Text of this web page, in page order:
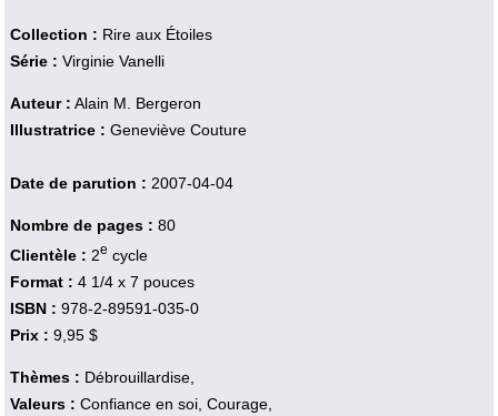
Collection : Rire aux Étoiles
Série : Virginie Vanelli
Auteur : Alain M. Bergeron
Illustratrice : Geneviève Couture
Date de parution : 2007-04-04
Nombre de pages : 80
Clientèle : 2e cycle
Format : 4 1/4 x 7 pouces
ISBN : 978-2-89591-035-0
Prix : 9,95 $
Thèmes : Débrouillardise,
Valeurs : Confiance en soi, Courage,